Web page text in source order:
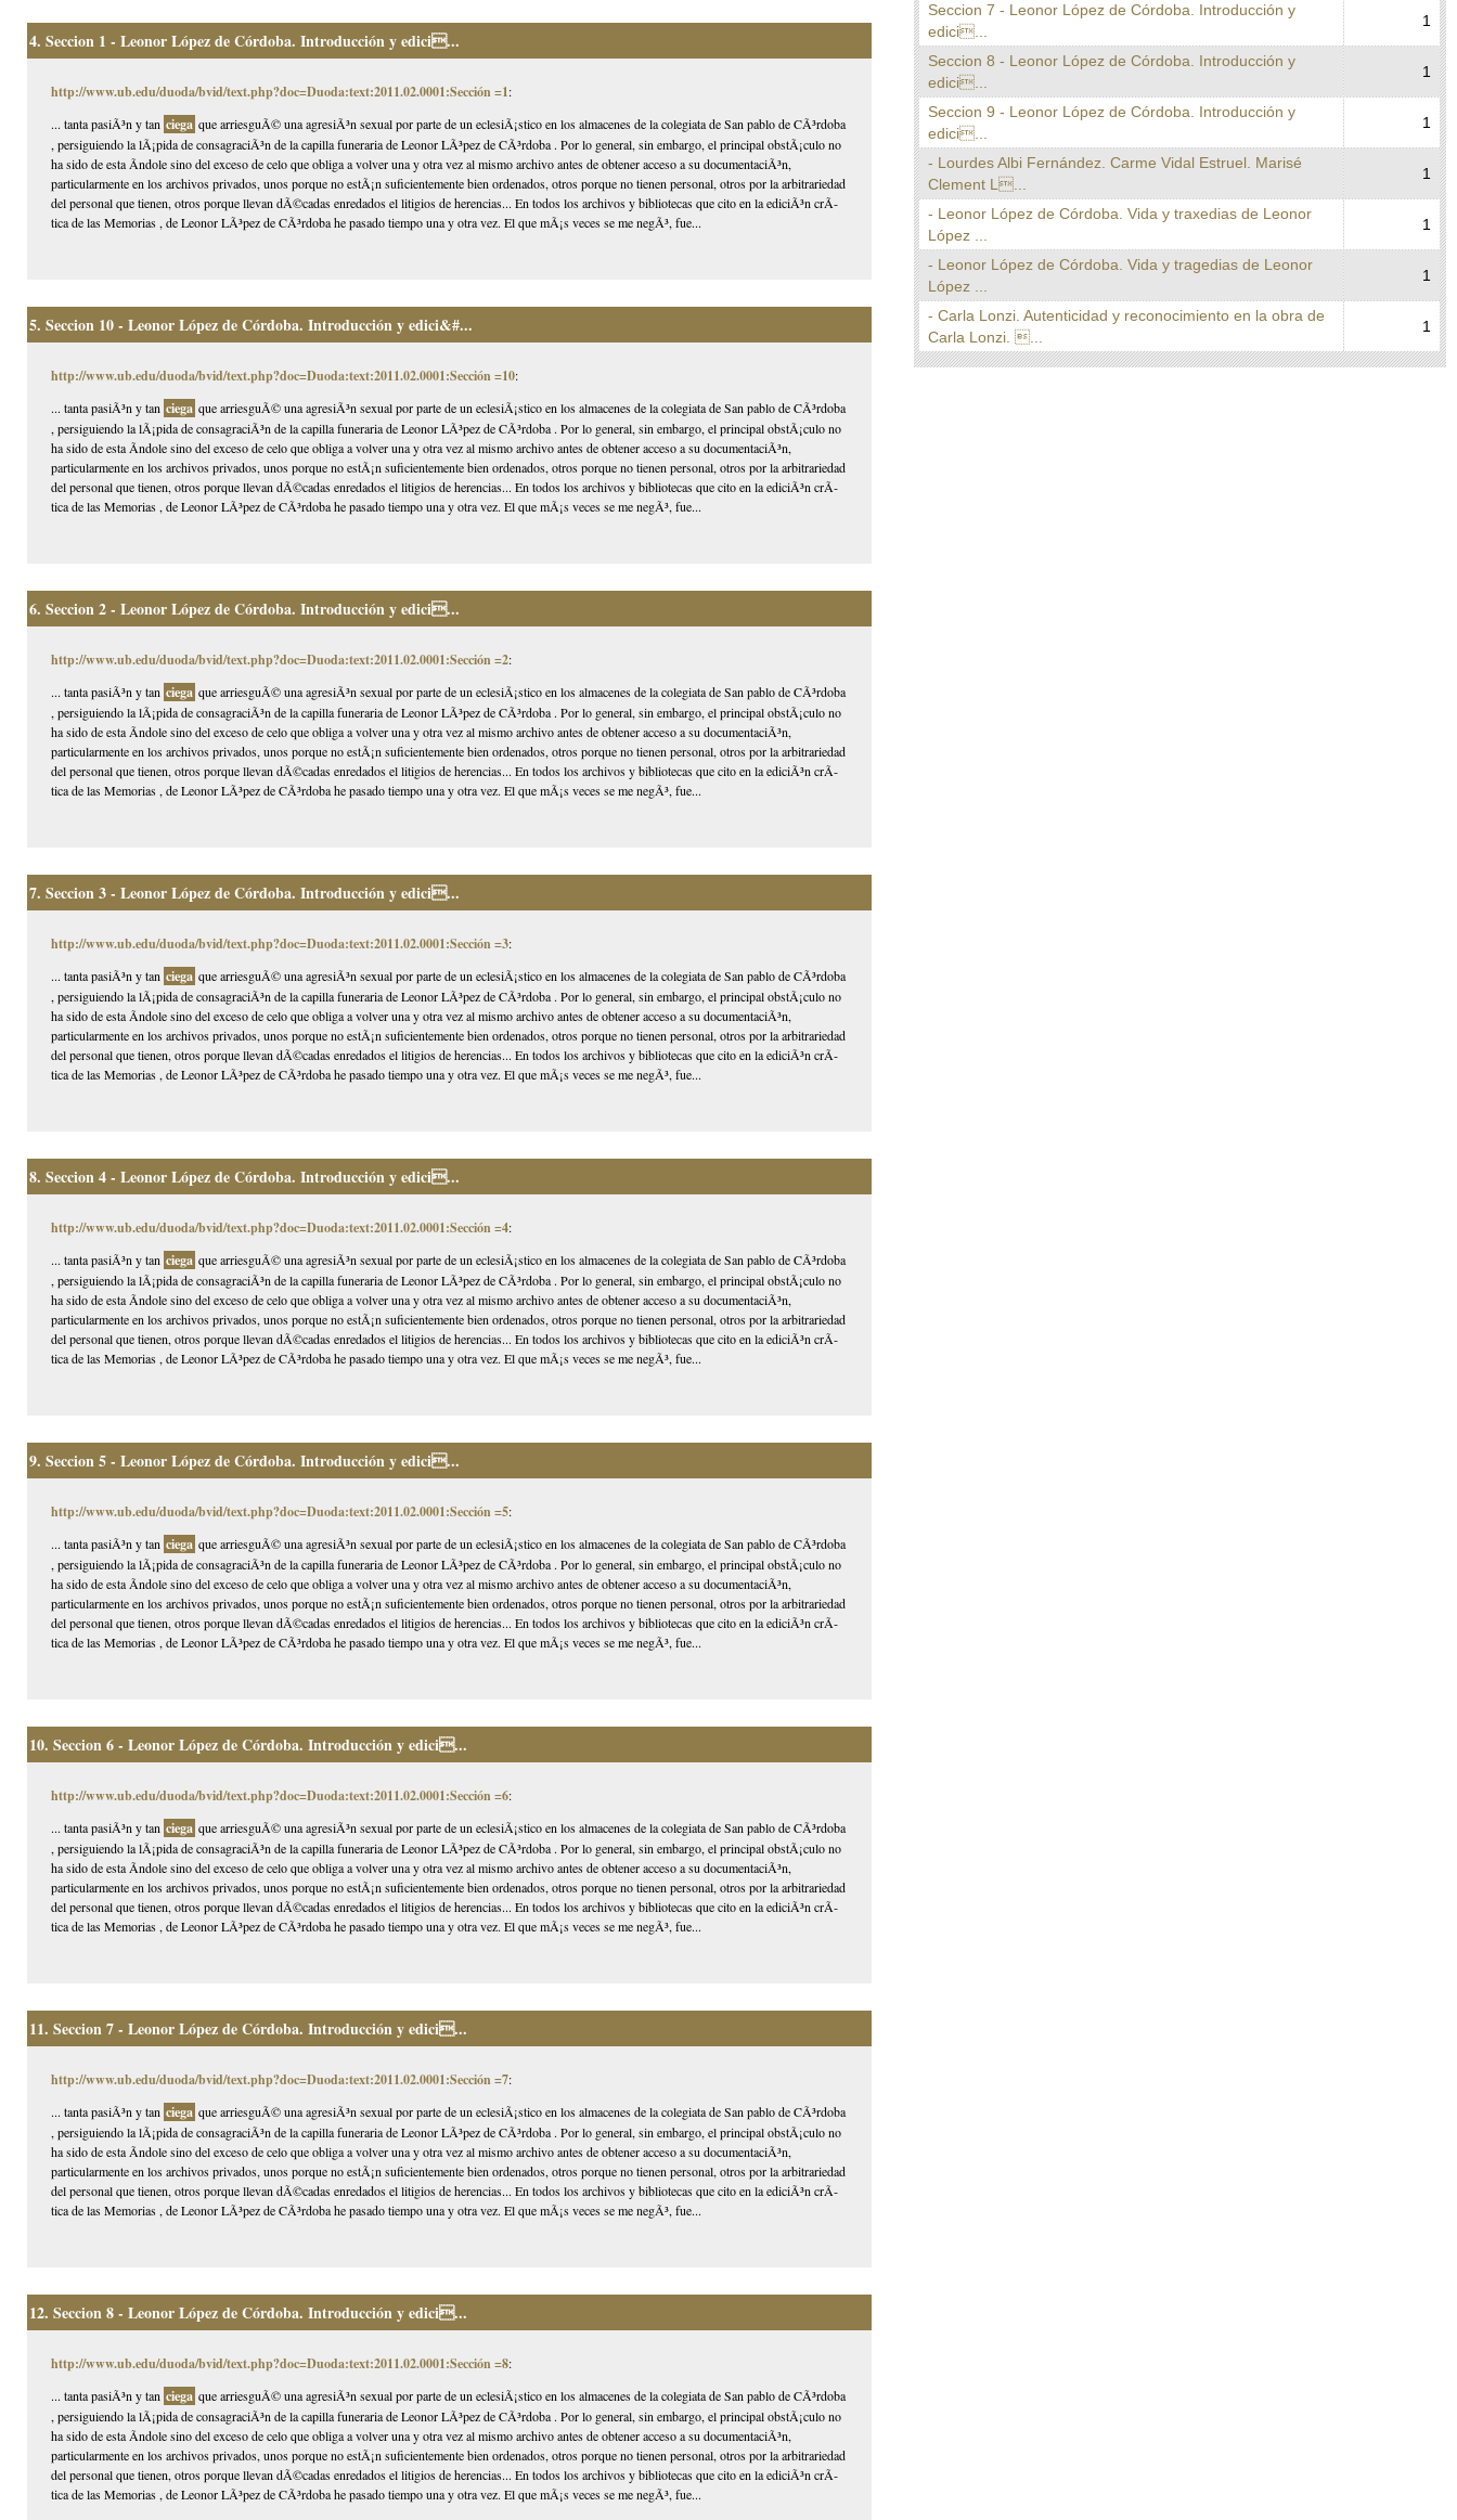
4. Seccion 1 - Leonor López de Córdoba. Introducción y edici...
http://www.ub.edu/duoda/bvid/text.php?doc=Duoda:text:2011.02.0001:Sección =1:
... tanta pasiÃ³n y tan ciega que arriesguÃ© una agresiÃ³n sexual por parte de un eclesiÃ¡stico en los almacenes de la colegiata de San pablo de CÃ³rdoba
, persiguiendo la lÃ¡pida de consagraciÃ³n de la capilla funeraria de Leonor LÃ³pez de CÃ³rdoba . Por lo general, sin embargo, el principal obstÃ¡culo no
ha sido de esta Ã­ndole sino del exceso de celo que obliga a volver una y otra vez al mismo archivo antes de obtener acceso a su documentaciÃ³n,
particularmente en los archivos privados, unos porque no estÃ¡n suficientemente bien ordenados, otros porque no tienen personal, otros por la arbitrariedad
del personal que tienen, otros porque llevan dÃ©cadas enredados el litigios de herencias... En todos los archivos y bibliotecas que cito en la ediciÃ³n crÃ­
tica de las Memorias , de Leonor LÃ³pez de CÃ³rdoba he pasado tiempo una y otra vez. El que mÃ¡s veces se me negÃ³, fue...
5. Seccion 10 - Leonor López de Córdoba. Introducción y edici&#...
http://www.ub.edu/duoda/bvid/text.php?doc=Duoda:text:2011.02.0001:Sección =10:
... tanta pasiÃ³n y tan ciega que arriesguÃ© una agresiÃ³n sexual por parte de un eclesiÃ¡stico en los almacenes de la colegiata de San pablo de CÃ³rdoba
, persiguiendo la lÃ¡pida de consagraciÃ³n de la capilla funeraria de Leonor LÃ³pez de CÃ³rdoba . Por lo general, sin embargo, el principal obstÃ¡culo no
ha sido de esta Ã­ndole sino del exceso de celo que obliga a volver una y otra vez al mismo archivo antes de obtener acceso a su documentaciÃ³n,
particularmente en los archivos privados, unos porque no estÃ¡n suficientemente bien ordenados, otros porque no tienen personal, otros por la arbitrariedad
del personal que tienen, otros porque llevan dÃ©cadas enredados el litigios de herencias... En todos los archivos y bibliotecas que cito en la ediciÃ³n crÃ­
tica de las Memorias , de Leonor LÃ³pez de CÃ³rdoba he pasado tiempo una y otra vez. El que mÃ¡s veces se me negÃ³, fue...
6. Seccion 2 - Leonor López de Córdoba. Introducción y edici...
http://www.ub.edu/duoda/bvid/text.php?doc=Duoda:text:2011.02.0001:Sección =2:
... tanta pasiÃ³n y tan ciega que arriesguÃ© una agresiÃ³n sexual por parte de un eclesiÃ¡stico en los almacenes de la colegiata de San pablo de CÃ³rdoba
, persiguiendo la lÃ¡pida de consagraciÃ³n de la capilla funeraria de Leonor LÃ³pez de CÃ³rdoba . Por lo general, sin embargo, el principal obstÃ¡culo no
ha sido de esta Ã­ndole sino del exceso de celo que obliga a volver una y otra vez al mismo archivo antes de obtener acceso a su documentaciÃ³n,
particularmente en los archivos privados, unos porque no estÃ¡n suficientemente bien ordenados, otros porque no tienen personal, otros por la arbitrariedad
del personal que tienen, otros porque llevan dÃ©cadas enredados el litigios de herencias... En todos los archivos y bibliotecas que cito en la ediciÃ³n crÃ­
tica de las Memorias , de Leonor LÃ³pez de CÃ³rdoba he pasado tiempo una y otra vez. El que mÃ¡s veces se me negÃ³, fue...
7. Seccion 3 - Leonor López de Córdoba. Introducción y edici...
http://www.ub.edu/duoda/bvid/text.php?doc=Duoda:text:2011.02.0001:Sección =3:
... tanta pasiÃ³n y tan ciega que arriesguÃ© una agresiÃ³n sexual por parte de un eclesiÃ¡stico en los almacenes de la colegiata de San pablo de CÃ³rdoba
, persiguiendo la lÃ¡pida de consagraciÃ³n de la capilla funeraria de Leonor LÃ³pez de CÃ³rdoba . Por lo general, sin embargo, el principal obstÃ¡culo no
ha sido de esta Ã­ndole sino del exceso de celo que obliga a volver una y otra vez al mismo archivo antes de obtener acceso a su documentaciÃ³n,
particularmente en los archivos privados, unos porque no estÃ¡n suficientemente bien ordenados, otros porque no tienen personal, otros por la arbitrariedad
del personal que tienen, otros porque llevan dÃ©cadas enredados el litigios de herencias... En todos los archivos y bibliotecas que cito en la ediciÃ³n crÃ­
tica de las Memorias , de Leonor LÃ³pez de CÃ³rdoba he pasado tiempo una y otra vez. El que mÃ¡s veces se me negÃ³, fue...
8. Seccion 4 - Leonor López de Córdoba. Introducción y edici...
http://www.ub.edu/duoda/bvid/text.php?doc=Duoda:text:2011.02.0001:Sección =4:
... tanta pasiÃ³n y tan ciega que arriesguÃ© una agresiÃ³n sexual por parte de un eclesiÃ¡stico en los almacenes de la colegiata de San pablo de CÃ³rdoba
, persiguiendo la lÃ¡pida de consagraciÃ³n de la capilla funeraria de Leonor LÃ³pez de CÃ³rdoba . Por lo general, sin embargo, el principal obstÃ¡culo no
ha sido de esta Ã­ndole sino del exceso de celo que obliga a volver una y otra vez al mismo archivo antes de obtener acceso a su documentaciÃ³n,
particularmente en los archivos privados, unos porque no estÃ¡n suficientemente bien ordenados, otros porque no tienen personal, otros por la arbitrariedad
del personal que tienen, otros porque llevan dÃ©cadas enredados el litigios de herencias... En todos los archivos y bibliotecas que cito en la ediciÃ³n crÃ­
tica de las Memorias , de Leonor LÃ³pez de CÃ³rdoba he pasado tiempo una y otra vez. El que mÃ¡s veces se me negÃ³, fue...
9. Seccion 5 - Leonor López de Córdoba. Introducción y edici...
http://www.ub.edu/duoda/bvid/text.php?doc=Duoda:text:2011.02.0001:Sección =5:
... tanta pasiÃ³n y tan ciega que arriesguÃ© una agresiÃ³n sexual por parte de un eclesiÃ¡stico en los almacenes de la colegiata de San pablo de CÃ³rdoba
, persiguiendo la lÃ¡pida de consagraciÃ³n de la capilla funeraria de Leonor LÃ³pez de CÃ³rdoba . Por lo general, sin embargo, el principal obstÃ¡culo no
ha sido de esta Ã­ndole sino del exceso de celo que obliga a volver una y otra vez al mismo archivo antes de obtener acceso a su documentaciÃ³n,
particularmente en los archivos privados, unos porque no estÃ¡n suficientemente bien ordenados, otros porque no tienen personal, otros por la arbitrariedad
del personal que tienen, otros porque llevan dÃ©cadas enredados el litigios de herencias... En todos los archivos y bibliotecas que cito en la ediciÃ³n crÃ­
tica de las Memorias , de Leonor LÃ³pez de CÃ³rdoba he pasado tiempo una y otra vez. El que mÃ¡s veces se me negÃ³, fue...
10. Seccion 6 - Leonor López de Córdoba. Introducción y edici...
http://www.ub.edu/duoda/bvid/text.php?doc=Duoda:text:2011.02.0001:Sección =6:
... tanta pasiÃ³n y tan ciega que arriesguÃ© una agresiÃ³n sexual por parte de un eclesiÃ¡stico en los almacenes de la colegiata de San pablo de CÃ³rdoba
, persiguiendo la lÃ¡pida de consagraciÃ³n de la capilla funeraria de Leonor LÃ³pez de CÃ³rdoba . Por lo general, sin embargo, el principal obstÃ¡culo no
ha sido de esta Ã­ndole sino del exceso de celo que obliga a volver una y otra vez al mismo archivo antes de obtener acceso a su documentaciÃ³n,
particularmente en los archivos privados, unos porque no estÃ¡n suficientemente bien ordenados, otros porque no tienen personal, otros por la arbitrariedad
del personal que tienen, otros porque llevan dÃ©cadas enredados el litigios de herencias... En todos los archivos y bibliotecas que cito en la ediciÃ³n crÃ­
tica de las Memorias , de Leonor LÃ³pez de CÃ³rdoba he pasado tiempo una y otra vez. El que mÃ¡s veces se me negÃ³, fue...
11. Seccion 7 - Leonor López de Córdoba. Introducción y edici...
http://www.ub.edu/duoda/bvid/text.php?doc=Duoda:text:2011.02.0001:Sección =7:
... tanta pasiÃ³n y tan ciega que arriesguÃ© una agresiÃ³n sexual por parte de un eclesiÃ¡stico en los almacenes de la colegiata de San pablo de CÃ³rdoba
, persiguiendo la lÃ¡pida de consagraciÃ³n de la capilla funeraria de Leonor LÃ³pez de CÃ³rdoba . Por lo general, sin embargo, el principal obstÃ¡culo no
ha sido de esta Ã­ndole sino del exceso de celo que obliga a volver una y otra vez al mismo archivo antes de obtener acceso a su documentaciÃ³n,
particularmente en los archivos privados, unos porque no estÃ¡n suficientemente bien ordenados, otros porque no tienen personal, otros por la arbitrariedad
del personal que tienen, otros porque llevan dÃ©cadas enredados el litigios de herencias... En todos los archivos y bibliotecas que cito en la ediciÃ³n crÃ­
tica de las Memorias , de Leonor LÃ³pez de CÃ³rdoba he pasado tiempo una y otra vez. El que mÃ¡s veces se me negÃ³, fue...
12. Seccion 8 - Leonor López de Córdoba. Introducción y edici...
http://www.ub.edu/duoda/bvid/text.php?doc=Duoda:text:2011.02.0001:Sección =8:
... tanta pasiÃ³n y tan ciega que arriesguÃ© una agresiÃ³n sexual por parte de un eclesiÃ¡stico en los almacenes de la colegiata de San pablo de CÃ³rdoba
, persiguiendo la lÃ¡pida de consagraciÃ³n de la capilla funeraria de Leonor LÃ³pez de CÃ³rdoba . Por lo general, sin embargo, el principal obstÃ¡culo no
ha sido de esta Ã­ndole sino del exceso de celo que obliga a volver una y otra vez al mismo archivo antes de obtener acceso a su documentaciÃ³n,
particularmente en los archivos privados, unos porque no estÃ¡n suficientemente bien ordenados, otros porque no tienen personal, otros por la arbitrariedad
del personal que tienen, otros porque llevan dÃ©cadas enredados el litigios de herencias... En todos los archivos y bibliotecas que cito en la ediciÃ³n crÃ­
tica de las Memorias , de Leonor LÃ³pez de CÃ³rdoba he pasado tiempo una y otra vez. El que mÃ¡s veces se me negÃ³, fue...
Seccion 7 - Leonor López de Córdoba. Introducción y
edici...
1
Seccion 8 - Leonor López de Córdoba. Introducción y
edici...
1
Seccion 9 - Leonor López de Córdoba. Introducción y
edici...
1
- Lourdes Albi Fernández. Carme Vidal Estruel. Marisé
Clement L...
1
- Leonor López de Córdoba. Vida y traxedias de Leonor
López ...
1
- Leonor López de Córdoba. Vida y tragedias de Leonor
López ...
1
- Carla Lonzi. Autenticidad y reconocimiento en la obra de
Carla Lonzi. ...
1